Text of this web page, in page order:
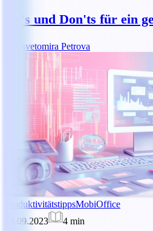
Do's und Don'ts für ein
Tsvetomira Petrova
ProduktivitätstippsMobiOffice
29.09.2023
4 min